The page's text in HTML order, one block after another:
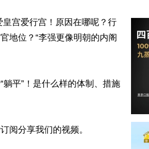
皇宫爱行宫！原因在哪呢？行
地位？“李强更像明朝的内阁
平”！是什么样的体制、措施
阅分享我们的视频。